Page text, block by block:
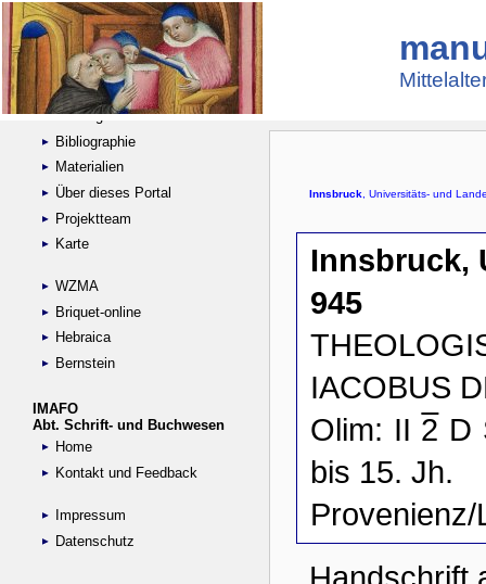
Suche
Handschriftensammlungen
Digitalisierte Handschriften
Kataloge
Bibliographie
Materialien
Über dieses Portal
Projektteam
Karte
WZMA
Briquet-online
Hebraica
Bernstein
IMAFO
Abt. Schrift- und Buchwesen
Home
Kontakt und Feedback
Impressum
Datenschutz